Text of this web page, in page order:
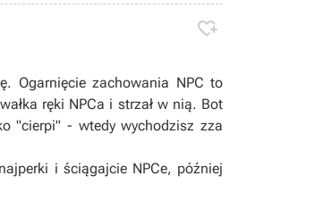

Ogarnięcie zachowania NPC to
ręki NPCa i strzał w nią. Bot
"cierpi" - wtedy wychodzisz zza
i ściągajcie NPCe, później